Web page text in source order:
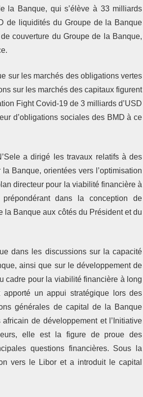
la Banque, qui s’élève à 33 milliards
de liquidités du Groupe de la Banque
couverture du Groupe de la Banque,
sur les marchés des obligations vertes
sur les marchés des capitaux figurent
Fight Covid-19 de 3 milliards d’USD
d’obligations sociales des BMD à ce
a dirigé les travaux relatifs à des
Banque, orientées vers l’optimisation
directeur pour la viabilité financière à
dans la conception de
la Banque aux côtés du Président et du
dans les discussions sur la capacité
ainsi que sur le développement de
cadre pour la viabilité financière à long
un appui stratégique lors des
générales de capital de la Banque
de développement et l’Initiative
elle est la figure de proue des
questions financières. Sous la
vers le Libor et a introduit le capital